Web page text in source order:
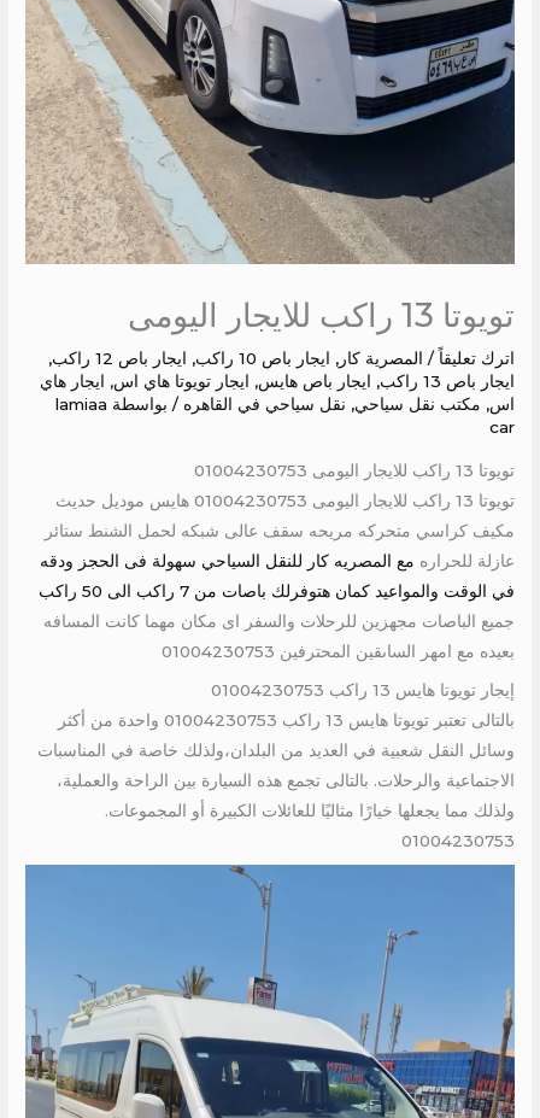
تويوتا 13 راكب للايجار اليومى
اترك تعليقاً / المصرية كار, ايجار باص 10 راكب , ايجار باص 12 راكب
,
ايجار باص 13 راكب
, ايجار باص هايس, ايجار تويوتا هاي اس, ايجار هاي
اس, مكتب نقل سياحي, نقل سياحي في القاهره / بواسطة lamiaa
car
تويوتا 13 راكب للايجار اليومى 01004230753
تويوتا 13 راكب للايجار اليومى 01004230753 هايس موديل حديث
مكيف كراسي متحركه مريحه سقف عالى شبكه لحمل الشنط ستائر
عازلة للحراره مع المصريه كار للنقل السياحي سهولة فى الحجز ودقه
في الوقت والمواعيد كمان هتوفرلك باصات من 7 راكب الى 50 راكب
جميع الباصات مجهزين للرحلات والسفر اى مكان مهما كانت المسافه
بعيده مع امهر الساىقين المحترفين 01004230753
إيجار تويوتا هايس 13 راكب 01004230753
بالتالى تعتبر تويوتا هايس 13 راكب 01004230753 واحدة من أكثر
وسائل النقل شعبية في العديد من البلدان،ولذلك خاصة في المناسبات
الاجتماعية والرحلات. بالتالى تجمع هذه السيارة بين الراحة والعملية،
ولذلك مما يجعلها خيارًا مثاليًا للعائلات الكبيرة أو المجموعات.
01004230753